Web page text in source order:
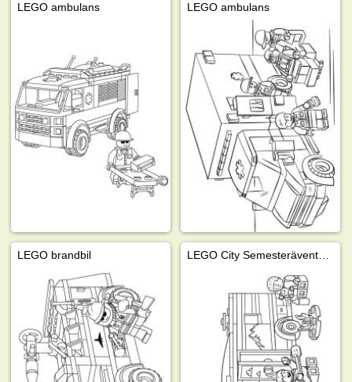
LEGO ambulans LEGO ambulans
LEGO brandbil